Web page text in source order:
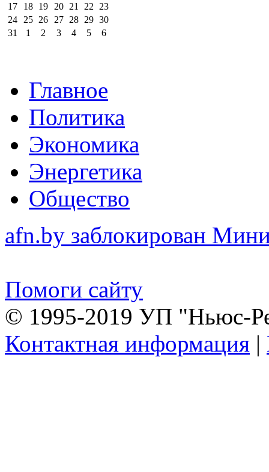
17
18 19 20 21 22
23
24
25 26 27 28 29 30
31
1 2 3 4 5 6
Главное
Политика
Экономика
Энергетика
Общество
afn.by заблокирован
Помоги сайту
© 1995-2019 УП "Ньюс-
Контактная информация |